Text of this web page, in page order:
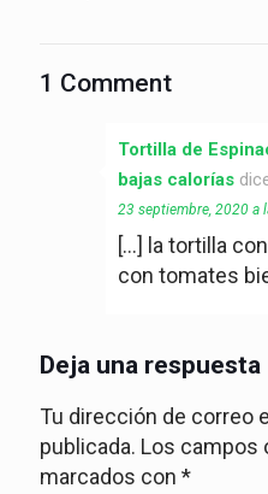
1 Comment
Tortilla de
bajas calorías
23 septiembre, 2020 a
[…] la tortilla
con tomates
Deja una respuesta
Tu dirección de correo
publicada. Los campos
marcados con *